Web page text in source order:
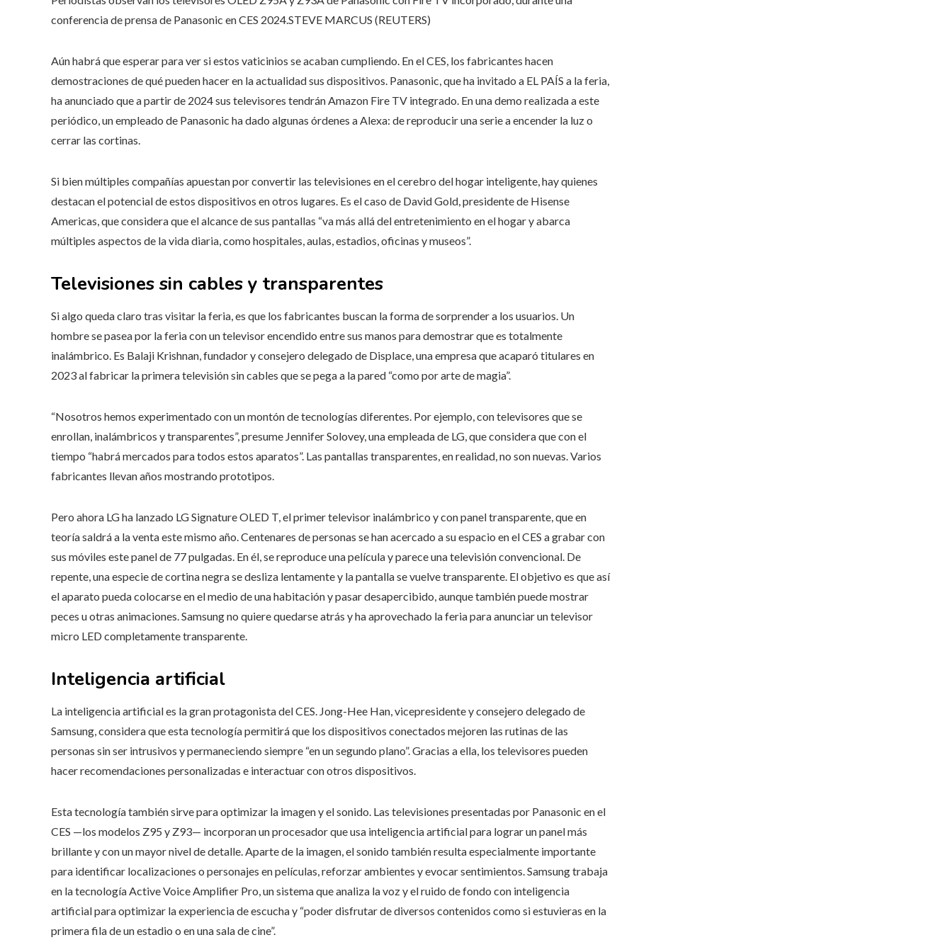
conferencia de prensa de Panasonic en CES 2024.STEVE MARCUS (REUTERS)
Aún habrá que esperar para ver si estos vaticinios se acaban cumpliendo. En el CES, los fabricantes hacen
demostraciones de qué pueden hacer en la actualidad sus dispositivos. Panasonic, que ha invitado a EL PAÍS a la feria,
ha anunciado que a partir de 2024 sus televisores tendrán Amazon Fire TV integrado. En una demo realizada a este
periódico, un empleado de Panasonic ha dado algunas órdenes a Alexa: de reproducir una serie a encender la luz o
cerrar las cortinas.
Si bien múltiples compañías apuestan por convertir las televisiones en el cerebro del hogar inteligente, hay quienes
destacan el potencial de estos dispositivos en otros lugares. Es el caso de David Gold, presidente de Hisense
Americas, que considera que el alcance de sus pantallas “va más allá del entretenimiento en el hogar y abarca
múltiples aspectos de la vida diaria, como hospitales, aulas, estadios, oficinas y museos”.
Televisiones sin cables y transparentes
Si algo queda claro tras visitar la feria, es que los fabricantes buscan la forma de sorprender a los usuarios. Un
hombre se pasea por la feria con un televisor encendido entre sus manos para demostrar que es totalmente
inalámbrico. Es Balaji Krishnan, fundador y consejero delegado de Displace, una empresa que acaparó titulares en
2023 al fabricar la primera televisión sin cables que se pega a la pared “como por arte de magia”.
“Nosotros hemos experimentado con un montón de tecnologías diferentes. Por ejemplo, con televisores que se
enrollan, inalámbricos y transparentes”, presume Jennifer Solovey, una empleada de LG, que considera que con el
tiempo “habrá mercados para todos estos aparatos”. Las pantallas transparentes, en realidad, no son nuevas. Varios
fabricantes llevan años mostrando prototipos.
Pero ahora LG ha lanzado LG Signature OLED T, el primer televisor inalámbrico y con panel transparente, que en
teoría saldrá a la venta este mismo año. Centenares de personas se han acercado a su espacio en el CES a grabar con
sus móviles este panel de 77 pulgadas. En él, se reproduce una película y parece una televisión convencional. De
repente, una especie de cortina negra se desliza lentamente y la pantalla se vuelve transparente. El objetivo es que así
el aparato pueda colocarse en el medio de una habitación y pasar desapercibido, aunque también puede mostrar
peces u otras animaciones. Samsung no quiere quedarse atrás y ha aprovechado la feria para anunciar un televisor
micro LED completamente transparente.
Inteligencia artificial
La inteligencia artificial es la gran protagonista del CES. Jong-Hee Han, vicepresidente y consejero delegado de
Samsung, considera que esta tecnología permitirá que los dispositivos conectados mejoren las rutinas de las
personas sin ser intrusivos y permaneciendo siempre “en un segundo plano”. Gracias a ella, los televisores pueden
hacer recomendaciones personalizadas e interactuar con otros dispositivos.
Esta tecnología también sirve para optimizar la imagen y el sonido. Las televisiones presentadas por Panasonic en el
CES —los modelos Z95 y Z93— incorporan un procesador que usa inteligencia artificial para lograr un panel más
brillante y con un mayor nivel de detalle. Aparte de la imagen, el sonido también resulta especialmente importante
para identificar localizaciones o personajes en películas, reforzar ambientes y evocar sentimientos. Samsung trabaja
en la tecnología Active Voice Amplifier Pro, un sistema que analiza la voz y el ruido de fondo con inteligencia
artificial para optimizar la experiencia de escucha y “poder disfrutar de diversos contenidos como si estuvieras en la
primera fila de un estadio o en una sala de cine”.